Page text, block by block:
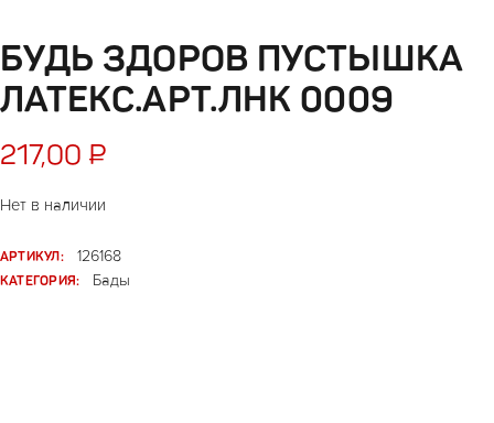
БУДЬ ЗДОРОВ ПУСТЫШКА
ЛАТЕКС.АРТ.ЛНК 0009
217,00 ₽
Нет в наличии
АРТИКУЛ:
126168
КАТЕГОРИЯ:
Бады